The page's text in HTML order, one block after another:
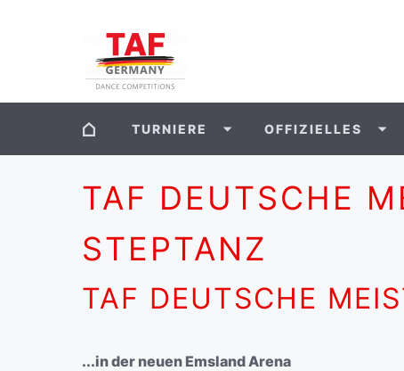
TURNIERE OFFIZIELLES
TAF DEUTSCHE
STEPTANZ
TAF DEUTSCHE
...in der neuen Emsland Arena